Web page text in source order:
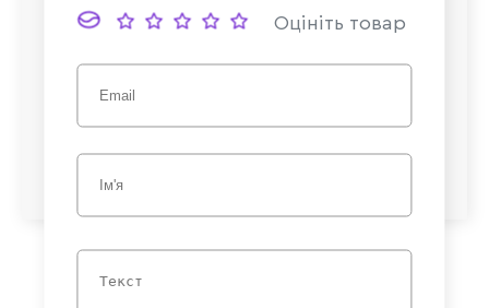
Оцініть товар